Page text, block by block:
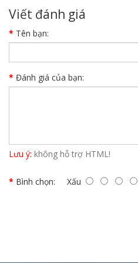
Viết đánh giá
Tên bạn:
Đánh giá của bạn:
Lưu ý: không hỗ trợ HTML!
Bình chọn: Xấu